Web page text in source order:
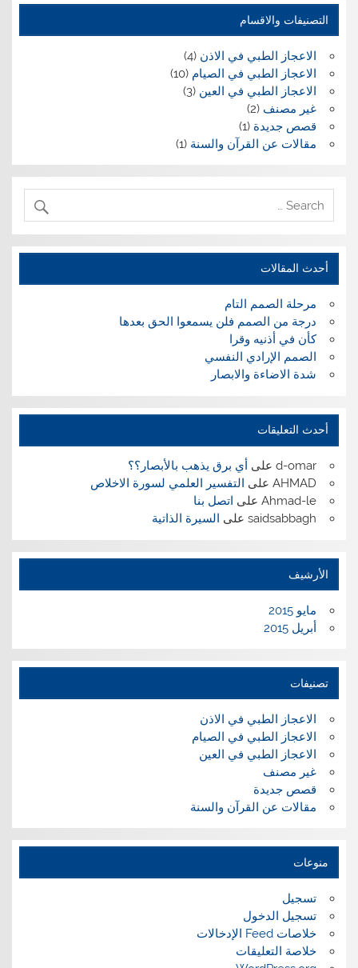
التصنيفات والاقسام
الاعجاز الطبي في الاذن (4)
الاعجاز الطبي في الصيام (10)
الاعجاز الطبي في العين (3)
غير مصنف (2)
قصص جديدة (1)
مقالات عن القرآن والسنة (1)
أحدث المقالات
مرحلة الصمم التام
درجة من الصمم فلن يسمعوا الحق بعدها
كأن في أذنيه وقرا
الصمم الإرادي النفسي
شدة الاضاءة والابصار
أحدث التعليقات
d-omarعلى أي برق يذهب بالأبصار؟؟
AHMADعلى التفسير العلمي لسورة الاخلاص
Ahmad-leعلى اتصل بنا
saidsabbaghعلى السيرة الذاتية
الأرشيف
مايو 2015
أبريل 2015
تصنيفات
الاعجاز الطبي في الاذن
الاعجاز الطبي في الصيام
الاعجاز الطبي في العين
غير مصنف
قصص جديدة
مقالات عن القرآن والسنة
منوعات
تسجيل
تسجيل الدخول
خلاصات Feed الإدخالات
خلاصة التعليقات